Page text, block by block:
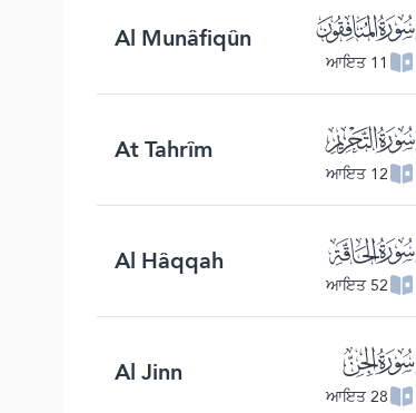
ﯬ
11 ਆਇਤ
Al Munâfiqûn
ﯯ
12 ਆਇਤ
At Tahrîm
ﯲ
52 ਆਇਤ
Al Hâqqah
ﯵ
28 ਆਇਤ
Al Jinn